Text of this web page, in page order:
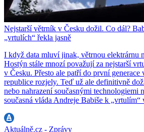
Nejstarší větrník v Česku dožil. Co dál?
„vrtulích“ řekla jasně
I když data mluví jinak, větrnou elektrárnu
Hostýn stále mnozí považují za nejstarší
v Česku. Přesto ale patří do první generace
republice rozjely. Teď už ale definitivně
nebo nahrazení současnými technologiemi
současná vláda Andreje Babiše k „vrtulím“
Aktuálně.cz - Zprávy